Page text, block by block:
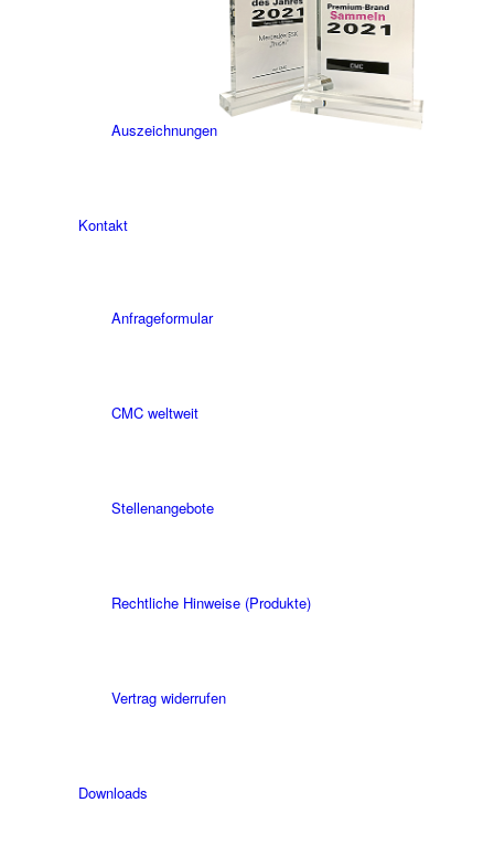
Auszeichnungen
Kontakt
Anfrageformular
CMC weltweit
Stellenangebote
Rechtliche Hinweise (Produkte)
Vertrag widerrufen
Downloads